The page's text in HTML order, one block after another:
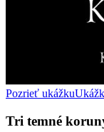
Pozrieť ukážku
Tri temné